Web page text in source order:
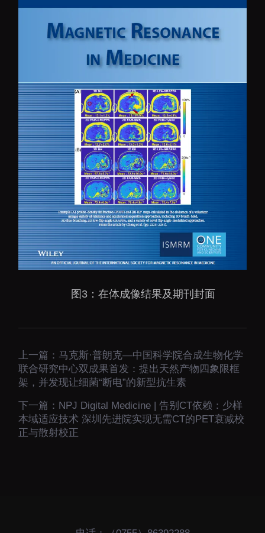
图3：在体成像结果及期刊封面
上一篇：马克斯·普朗克—中国科学院合成生物化学
联合研究中心双成果首发：提出天然产物四象限框
架，并发现让细菌“断电”的新型抗生素
下一篇： NPJ Digital Medicine | 告别CT依赖：少样
本域适应技术 深圳先进院实现无需CT的PET衰减校
正与散射校正